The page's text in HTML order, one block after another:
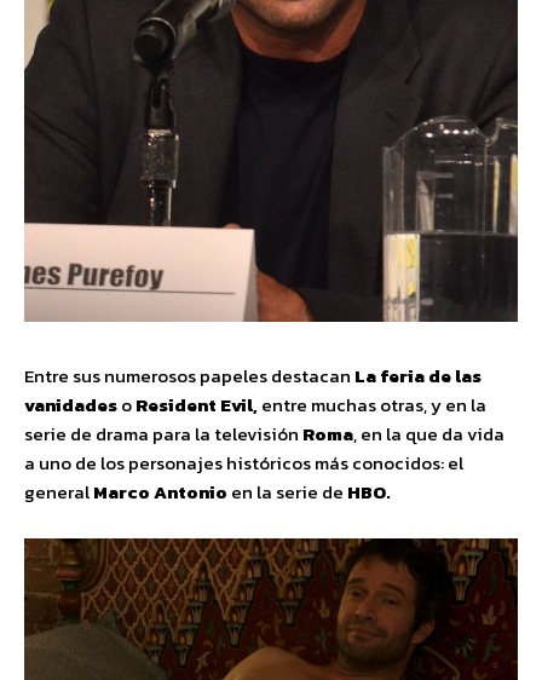
Entre sus numerosos papeles destacan La feria de las
vanidadesoResident Evil,entre muchas otras, y en la
serie de drama para la televisión Roma, en la que da vida
a uno de los personajes históricos más conocidos: el
generalMarco Antonio en la serie de HBO.